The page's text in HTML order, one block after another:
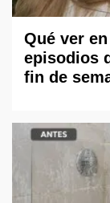
Qué ver
episodios
fin de